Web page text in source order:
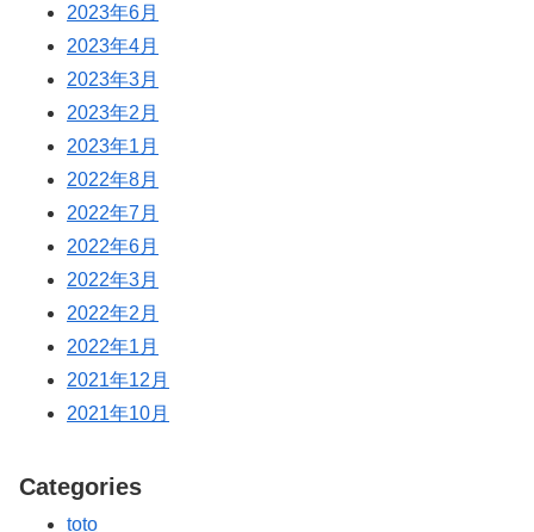
2023年6月
2023年4月
2023年3月
2023年2月
2023年1月
2022年8月
2022年7月
2022年6月
2022年3月
2022年2月
2022年1月
2021年12月
2021年10月
Categories
toto